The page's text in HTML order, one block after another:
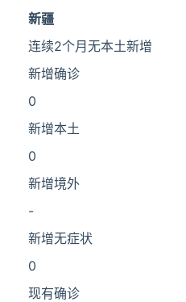
新疆
连续2个月无本土新增
新增确诊
0
新增本土
0
新增境外
-
新增无症状
0
现有确诊